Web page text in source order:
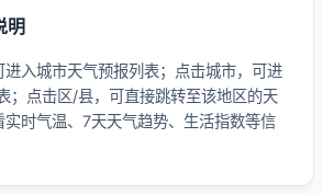
明
进入城市天气预报列表；点击城市，可进
；点击区/县，可直接跳转至该地区的天
时气温、7天天气趋势、生活指数等信